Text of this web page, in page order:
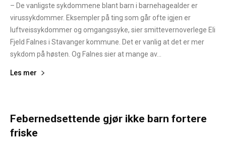
– De vanligste sykdommene blant barn i barnehagealder er
virussykdommer. Eksempler på ting som går ofte igjen er
luftveissykdommer og omgangssyke, sier smittevernoverlege Eli
Fjeld Falnes i Stavanger kommune. Det er vanlig at det er mer
sykdom på høsten. Og Falnes sier at mange av...
Les mer
Febernedsettende gjør ikke barn fortere
friske